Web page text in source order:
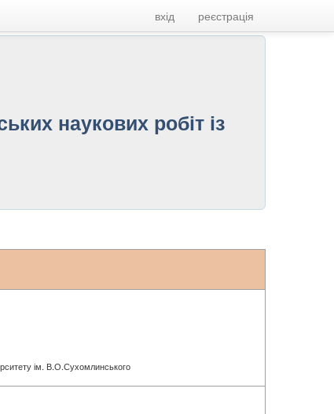
вхід реєстрація
наукових робіт із
ім. В.О.Сухомлинського